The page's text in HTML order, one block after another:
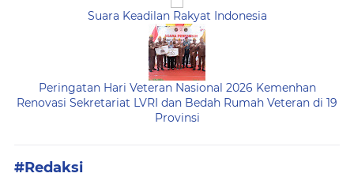
Suara Keadilan Rakyat Indonesia
Peringatan Hari Veteran Nasional 2026 Kemenhan
Renovasi Sekretariat LVRI dan Bedah Rumah Veteran di 19
Provinsi
#Redaksi